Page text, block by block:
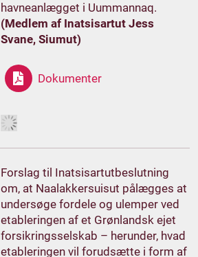
havneanlægget i Uummannaq.
(Medlem af Inatsisartut Jess
Svane, Siumut)
Dokumenter
Forslag til Inatsisartutbeslutning
om, at Naalakkersuisut pålægges at
undersøge fordele og ulemper ved
etableringen af et Grønlandsk ejet
forsikringsselskab – herunder, hvad
etableringen vil forudsætte i form af